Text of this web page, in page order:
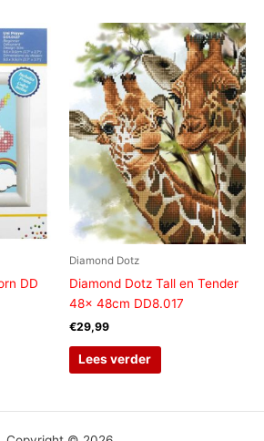
DD
Diamond Dotz
Diamond Dotz Tall en Tender
48x 48cm DD8.017
€29,99
Lees verder